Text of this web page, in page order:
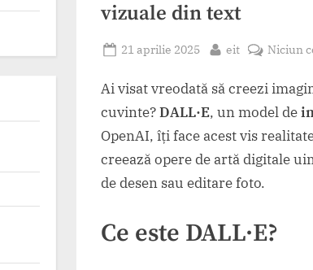
vizuale din text
Posted
21 aprilie 2025 By
eit Niciun
Ai visat vreodată să creezi
cuvinte?DALL·E, un model de
OpenAI, îți face acest vis
creează opere de artă digitale
de desen sau editare foto.
Ce este DALL·E?